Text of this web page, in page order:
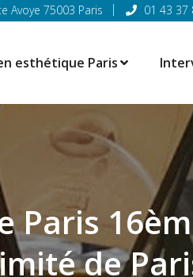
Avoye 75003 Paris 01 43 37
esthétique Paris
Paris
de